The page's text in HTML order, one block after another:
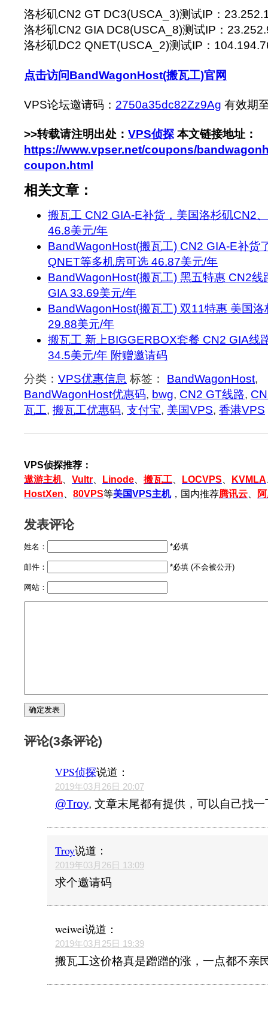
洛杉矶CN2 GT DC3(USCA_3)测试IP：
洛杉矶CN2 GIA DC8(USCA_8)测试IP：
洛杉矶DC2 QNET(USCA_2)测试IP：
点击访问BandWagonHost(搬瓦工)官网
VPS论坛邀请码： 2750a35dc82Zz9Ag 有效期
>>转载请注明出处： VPS侦探 本文链接地址：
https://www.vpser.net/coupons/
coupon.html
相关文章：
搬瓦工 CN2 GIA-E补货，美国洛杉矶CN2
46.8美元/年
BandWagonHost(搬瓦工) CN2 GIA-E补货
QNET等多机房可选 46.87美元/年
BandWagonHost(搬瓦工) 黑五特惠 CN2
GIA 33.69美元/年
BandWagonHost(搬瓦工) 双11特惠 美国
29.88美元/年
搬瓦工 新上BIGGERBOX套餐 CN2 GIA线
34.5美元/年 附赠邀请码
分类： VPS优惠信息 标签： BandWagonHost,
BandWagonHost优惠码, bwg, CN2 GT线路,
瓦工, 搬瓦工优惠码, 支付宝, 美国VPS, 香港VPS
VPS侦探推荐：
遨游主机、 Vultr Linode 搬瓦工 LOCVPS KVMLA
HostXen
80VPS等美国VPS主机，国内推荐腾讯云
发表评论
姓名： *必填
邮件： *必填 (不会被公开)
网站：
评论(3条评论)
VPS侦探说道：
2019年03月26日 20:07
@Troy, 文章末尾都有提供，可以自己找一
Troy说道：
2019年03月26日 13:09
求个邀请码
weiwei说道：
2019年03月25日 19:39
搬瓦工这价格真是蹭蹭的涨，一点都不亲